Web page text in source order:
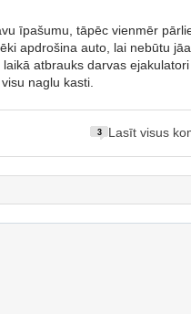
īpašumu, tāpēc vienmēr
apdrošina auto, lai nebūtu
atbrauks darvas
naglu kasti.
3 Lasīt visus